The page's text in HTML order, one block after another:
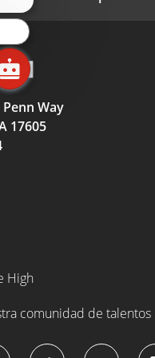
Way
17605
High
comunidad de talentos
de
chatbot